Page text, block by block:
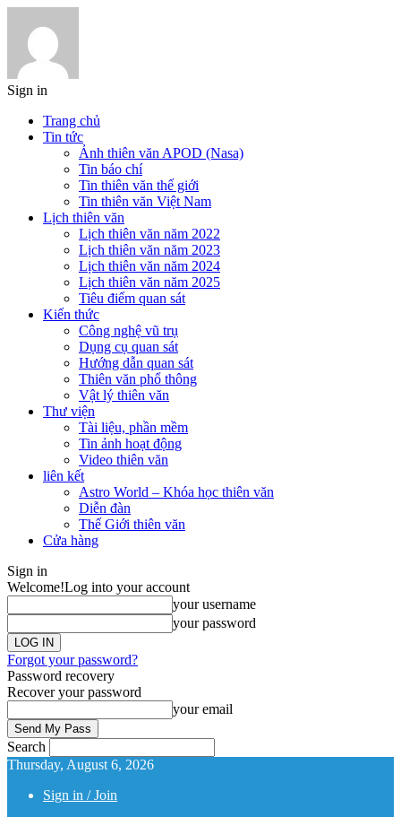
Sign in
Trang chủ
Tin tức
Ảnh thiên văn APOD (Nasa)
Tin báo chí
Tin thiên văn thế giới
Tin thiên văn Việt Nam
Lịch thiên văn
Lịch thiên văn năm 2022
Lịch thiên văn năm 2023
Lịch thiên văn năm 2024
Lịch thiên văn năm 2025
Tiêu điểm quan sát
Kiến thức
Công nghệ vũ trụ
Dụng cụ quan sát
Hướng dẫn quan sát
Thiên văn phổ thông
Vật lý thiên văn
Thư viện
Tài liệu, phần mềm
Tin ảnh hoạt động
Video thiên văn
liên kết
Astro World – Khóa học thiên văn
Diễn đàn
Thế Giới thiên văn
Cửa hàng
Sign in
Welcome!Log into your account
your username
your password
Forgot your password?
Password recovery
Recover your password
your email
Search
Thursday, August 6, 2026
Sign in / Join